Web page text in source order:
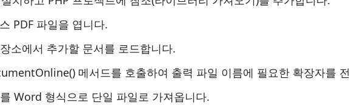
PDF 파일을 엽니다.
소에서 추가할 문서를 로드합니다.
메서드를 호출하여 출력 파일 이름에 필요한 확장자를
Word 형식으로 단일 파일로 가져옵니다.